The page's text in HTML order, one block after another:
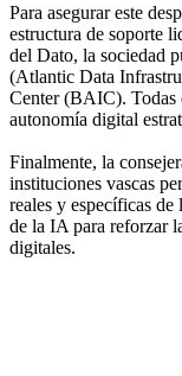
Para asegurar este
estructura de soporte
del Dato, la sociedad
(Atlantic Data
Center (BAIC). Todas
autonomía digital
Finalmente, la
instituciones vascas
reales y específicas
de la IA para reforzar
digitales.